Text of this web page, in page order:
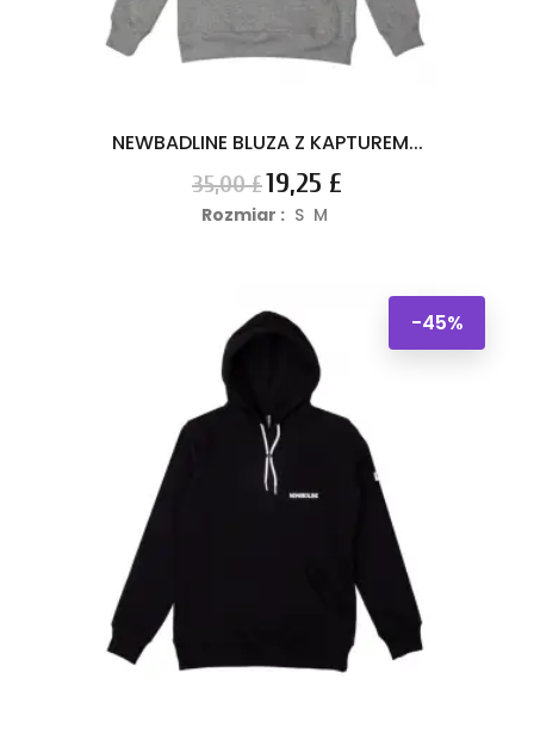
NEWBADLINE BLUZA Z KAPTUREM...
Cena
podstawowa
35,00 £Cena
19,25 £
Rozmiar : S M
-45%